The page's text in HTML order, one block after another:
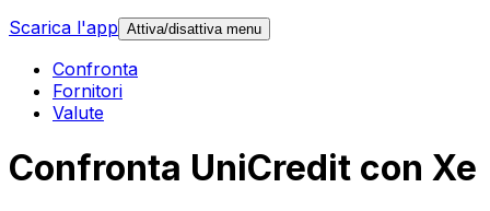
Scarica l'app Attiva/disattiva menu
Confronta
Fornitori
Valute
Confronta UniCredit con Xe